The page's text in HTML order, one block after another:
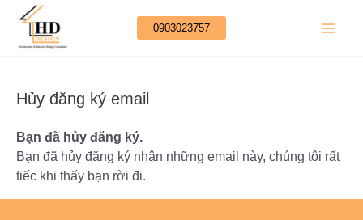
Nhảy
0903023757
Hủy đăng ký email
Bạn đã hủy đăng ký.
Bạn đã hủy đăng ký nhận những email này, chúng tôi rất
tiếc khi thấy bạn rời đi.